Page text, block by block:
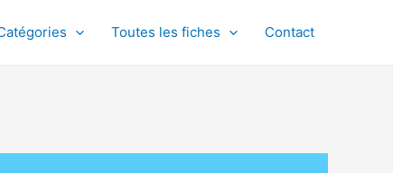
Toutes les fiches Contact